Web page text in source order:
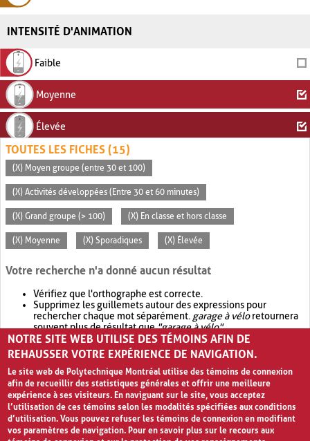
INTENSITÉ D'ANIMATION
Faible
Moyenne
Élevée
TOUTES LES FICHES (15)
(X) Moyen groupe (entre 30 et 100)
(X) Activités développées (Entre 30 et 60 minutes)
(X) Grand groupe (> 100) (X) En classe et hors classe
(X) Moyenne (X) Sporadiques (X) Élevée
Votre recherche n'a donné aucun résultat
Vérifiez que l'orthographe est correcte.
Supprimez les guillemets autour des expressions pour
rechercher chaque mot séparément. garage à véloretournera
souvent plus de résultat que"garage à vélo".
Envisagez d'élargir votre recherche avec OR.garage OR vélo
retournera souvent plus de résultat quegarage à vélo
NOTRE SITE WEB UTILISE DES TÉMOINS AFIN DE
REHAUSSER VOTRE EXPÉRIENCE DE NAVIGATION.
Le site web de Polytechnique Montréal utilise des témoins de connexion
afin de recueillir des statistiques générales et offrir une meilleure
expérience à ses visiteurs. En naviguant sur le site, vous acceptez
l’utilisation de ces témoins selon les modalités spécifiées aux conditions
d’utilisation. Vous pouvez refuser les témoins de connexion en modifiant
vos paramètres de navigation. Pour en savoir plus sur le recours aux